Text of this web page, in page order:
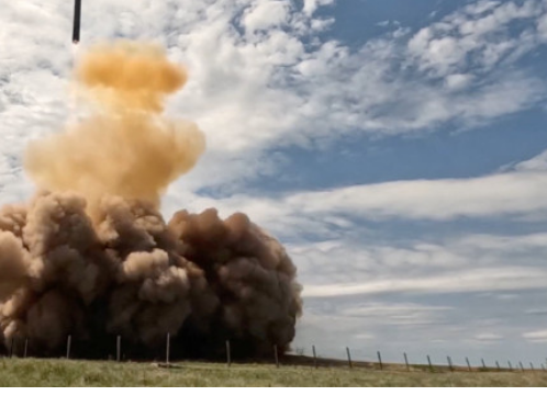
позиционира
дестинация
космически
Една от 36: На
Острова се
хил. паунда
Венера във
какво
Левски
Локомотив
2:0